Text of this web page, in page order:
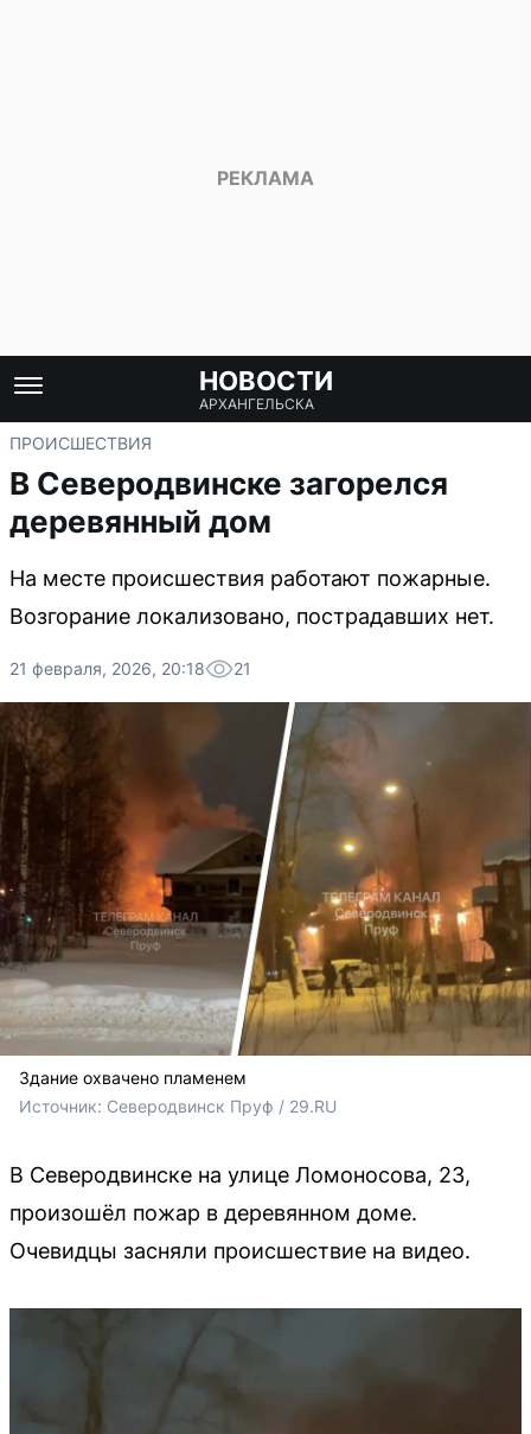
НОВОСТИ
АРХАНГЕЛЬСКА
ПРОИСШЕСТВИЯ
В Северодвинске загорелся
деревянный дом
На месте происшествия работают пожарные.
Возгорание локализовано, пострадавших нет.
21 февраля, 2026, 20:18 21
Здание охвачено пламенем
Источник: Северодвинск Пруф / 29.RU
В Северодвинске на улице Ломоносова, 23,
произошёл пожар в деревянном доме.
Очевидцы засняли происшествие на видео.